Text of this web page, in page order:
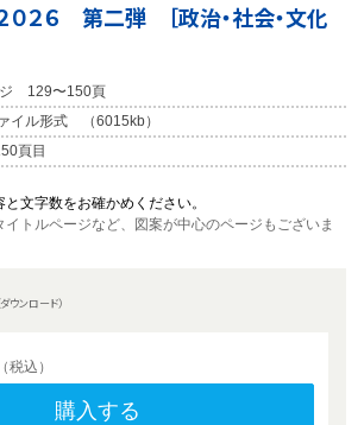
２６ 第二弾 ［政治・社会・文化
129〜150頁
イル形式 （6015kb）
頁目
文字数をお確かめください。
イトルページなど、図案が中心のページもございま
ダウンロード）
（税込）
購入する